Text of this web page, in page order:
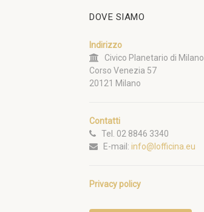
DOVE SIAMO
Indirizzo
Civico Planetario di Milano
Corso Venezia 57
20121 Milano
Contatti
Tel. 02 8846 3340
E-mail: info@lofficina.eu
Privacy policy